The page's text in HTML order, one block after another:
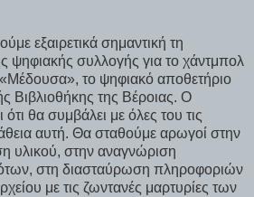
εξαιρετικά σημαντική τη
ψηφιακής συλλογής για το χάντμπολ
το ψηφιακό αποθετήριο
Βιβλιοθήκης της Βέροιας. Ο
θα συμβάλει με όλες του τις
αυτή. Θα σταθούμε αρωγοί στην
υλικού, στην αναγνώριση
στη διασταύρωση πληροφοριών
με τις ζωντανές μαρτυρίες των